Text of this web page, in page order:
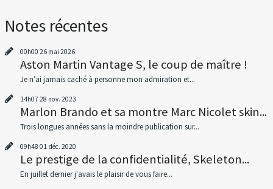
Notes récentes
00h00 26 mai 2026
Aston Martin Vantage S, le coup de maître !
Je n’ai jamais caché à personne mon admiration et...
14h07 28 nov. 2023
Marlon Brando et sa montre Marc Nicolet skin...
Trois longues années sans la moindre publication sur...
09h48 01 déc. 2020
Le prestige de la confidentialité, Skeleton...
En juillet dernier j'avais le plaisir de vous faire...